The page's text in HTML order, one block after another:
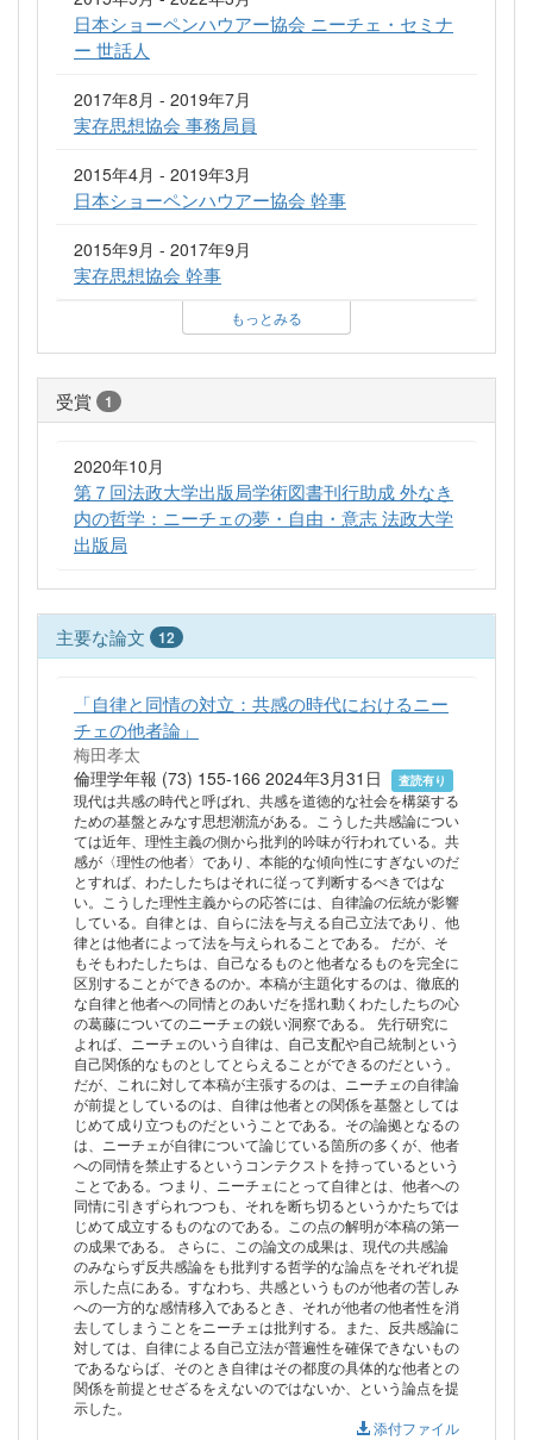
日本ショーペンハウアー協会 ニーチェ・セミナ
ー 世話人
2017年8月 - 2019年7月
実存思想協会 事務局員
2015年4月 - 2019年3月
日本ショーペンハウアー協会 幹事
2015年9月 - 2017年9月
実存思想協会 幹事
もっとみる
受賞 1
2020年10月
第７回法政大学出版局学術図書刊行助成 外なき
内の哲学：ニーチェの夢・自由・意志 法政大学
出版局
主要な論文 12
「自律と同情の対立：共感の時代におけるニー
チェの他者論」
梅田孝太
倫理学年報 (73) 155-166 2024年3月31日
査読有り
現代は共感の時代と呼ばれ、共感を道徳的な社会を構築する
ための基盤とみなす思想潮流がある。こうした共感論につい
ては近年、理性主義の側から批判的吟味が行われている。共
感が〈理性の他者〉であり、本能的な傾向性にすぎないのだ
とすれば、わたしたちはそれに従って判断するべきではな
い。こうした理性主義からの応答には、自律論の伝統が影響
している。自律とは、自らに法を与える自己立法であり、他
律とは他者によって法を与えられることである。 だが、そ
もそもわたしたちは、自己なるものと他者なるものを完全に
区別することができるのか。本稿が主題化するのは、徹底的
な自律と他者への同情とのあいだを揺れ動くわたしたちの心
の葛藤についてのニーチェの鋭い洞察である。 先行研究に
よれば、ニーチェのいう自律は、自己支配や自己統制という
自己関係的なものとしてとらえることができるのだという。
だが、これに対して本稿が主張するのは、ニーチェの自律論
が前提としているのは、自律は他者との関係を基盤としては
じめて成り立つものだということである。その論拠となるの
は、ニーチェが自律について論じている箇所の多くが、他者
への同情を禁止するというコンテクストを持っているという
ことである。つまり、ニーチェにとって自律とは、他者への
同情に引きずられつつも、それを断ち切るというかたちでは
じめて成立するものなのである。この点の解明が本稿の第一
の成果である。 さらに、この論文の成果は、現代の共感論
のみならず反共感論をも批判する哲学的な論点をそれぞれ提
示した点にある。すなわち、共感というものが他者の苦しみ
への一方的な感情移入であるとき、それが他者の他者性を消
去してしまうことをニーチェは批判する。また、反共感論に
対しては、自律による自己立法が普遍性を確保できないもの
であるならば、そのとき自律はその都度の具体的な他者との
関係を前提とせざるをえないのではないか、という論点を提
示した。
添付ファイル